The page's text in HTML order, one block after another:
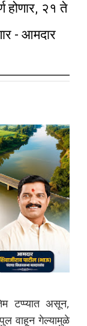
होणार, २१ ते
- आमदार
टप्प्यात असून,
वाहून गेल्यामुळे